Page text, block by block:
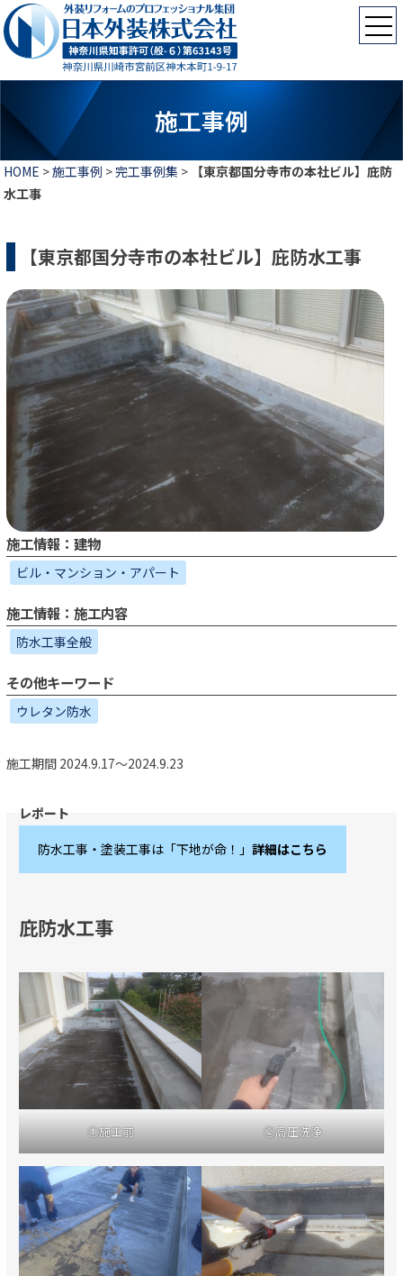
施工事例
HOME >施工事例 >完工事例集 > 【東京都国分寺市の本社ビル】庇防
水工事
【東京都国分寺市の本社ビル】庇防水工事
施工情報：建物
ビル・マンション・アパート
施工情報：施工内容
防水工事全般
その他キーワード
ウレタン防水
施工期間 2024.9.17～2024.9.23
防水工事・塗装工事は「下地が命！」 詳細はこちら
庇防水工事
①施工前 ②高圧洗浄